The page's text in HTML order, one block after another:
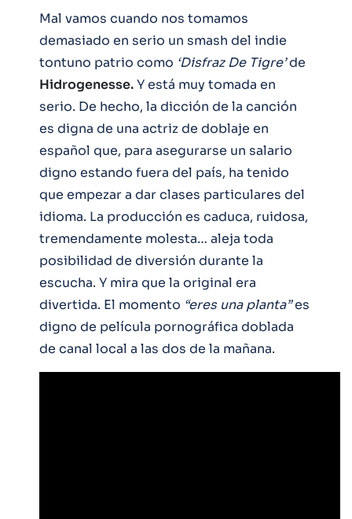
Mal vamos cuando nos tomamos
demasiado en serio un smash del indie
tontuno patrio como ‘Disfraz De Tigre’de
Hidrogenesse.Y está muy tomada en
serio. De hecho, la dicción de la canción
es digna de una actriz de doblaje en
español que, para asegurarse un salario
digno estando fuera del país, ha tenido
que empezar a dar clases particulares del
idioma. La producción es caduca, ruidosa,
tremendamente molesta… aleja toda
posibilidad de diversión durante la
escucha. Y mira que la original era
divertida. El momento “eres una planta”es
digno de película pornográfica doblada
de canal local a las dos de la mañana.